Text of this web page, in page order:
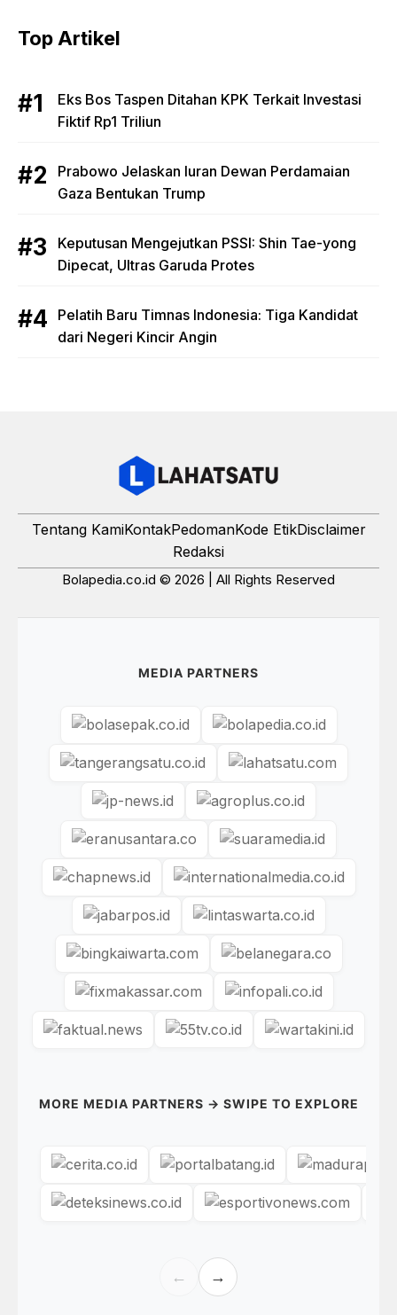
Top Artikel
Eks Bos Taspen Ditahan KPK Terkait Investasi
Fiktif Rp1 Triliun
Prabowo Jelaskan Iuran Dewan Perdamaian
Gaza Bentukan Trump
Keputusan Mengejutkan PSSI: Shin Tae-yong
Dipecat, Ultras Garuda Protes
Pelatih Baru Timnas Indonesia: Tiga Kandidat
dari Negeri Kincir Angin
Tentang KamiKontakPedomanKode EtikDisclaimer
Redaksi
Bolapedia.co.id © 2026 | All Rights Reserved
MEDIA PARTNERS
MORE MEDIA PARTNERS → SWIPE TO EXPLORE
← →